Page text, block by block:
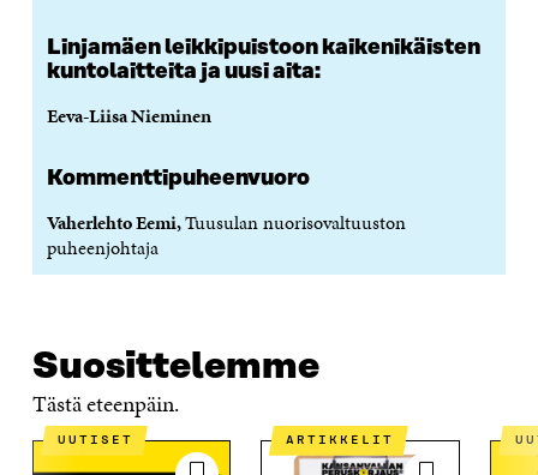
Linjamäen leikkipuistoon kaikenikäisten
kuntolaitteita ja uusi aita:
Eeva-Liisa Nieminen
Kommenttipuheenvuoro
Vaherlehto Eemi,Tuusulan nuorisovaltuuston
puheenjohtaja
Suosittelemme
Tästä eteenpäin.
UUTISET ARTIKKELIT